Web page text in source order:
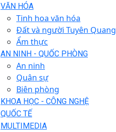
VĂN HÓA
Tinh hoa văn hóa
Đất và người Tuyên Quang
Ẩm thực
AN NINH - QUỐC PHÒNG
An ninh
Quân sự
Biên phòng
KHOA HỌC - CÔNG NGHỆ
QUỐC TẾ
MULTIMEDIA